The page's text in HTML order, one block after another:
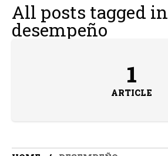
All posts tagged in
desempeño
1
ARTICLE